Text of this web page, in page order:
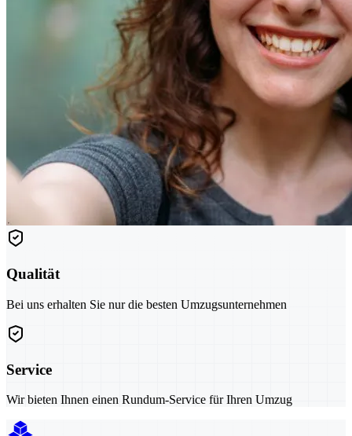
Qualität
Bei uns erhalten Sie nur die besten Umzugsunternehmen
Service
Wir bieten Ihnen einen Rundum-Service für Ihren Umzug